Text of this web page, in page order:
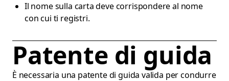
Il nome sulla carta deve corrispondere al nome
con cui ti registri.
Patente di guida
È necessaria una patente di guida valida per condurre